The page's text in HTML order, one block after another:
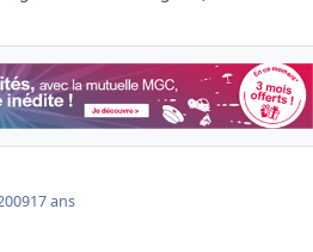
17 ans